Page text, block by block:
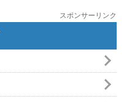
スポンサーリンク